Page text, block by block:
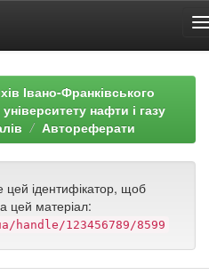
Івано-Франківського
нафти і газу
Автореферати
цей ідентифікатор, щоб
цей матеріал:
123456789/8599